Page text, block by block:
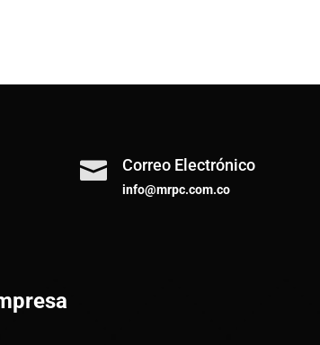
 Correo Electrónico
info@mrpc.com.co